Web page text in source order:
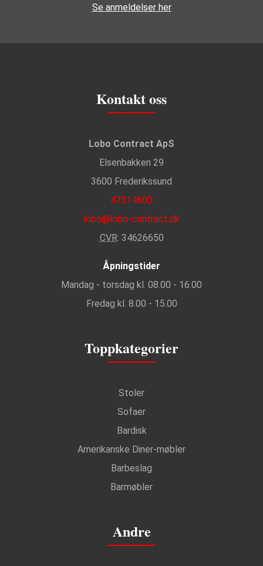
Se anmeldelser her
Kontakt oss
Lobo Contract ApS
Elsenbakken 29
3600 Frederikssund
47314600
lobo@lobo-contract.dk
CVR: 34626650
Åpningstider
Mandag - torsdag kl. 08.00 - 16.00
Fredag kl. 8.00 - 15.00
Toppkategorier
Stoler
Sofaer
Bardisk
Amerikanske Diner-møbler
Barbeslag
Barmøbler
Andre